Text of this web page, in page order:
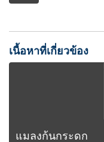
เนื้อหาที่เกี่ยวข้อง
แมลงก้นกระดก